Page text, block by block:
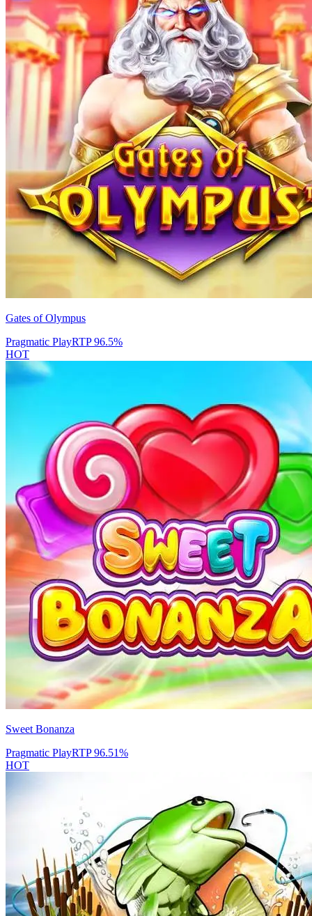
Gates of Olympus
Pragmatic PlayRTP96.5%
HOT
Sweet Bonanza
Pragmatic PlayRTP96.51%
HOT